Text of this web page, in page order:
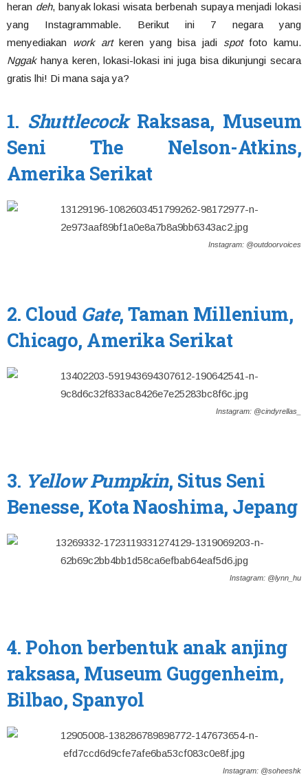
heran deh, banyak lokasi wisata berbenah supaya menjadi lokasi
yang Instagrammable. Berikut ini 7 negara yang
menyediakan
work artkeren yang bisa jadi spotfoto kamu.
Nggakhanya keren, lokasi-lokasi ini juga bisa dikunjungi secara
gratis lhi! Di mana saja ya?
1. ShuttlecockRaksasa, Museum
Seni The Nelson-Atkins,
Amerika Serikat
Instagram: @outdoorvoices
2. CloudGate, Taman Millenium,
Chicago, Amerika Serikat
Instagram: @cindyrellas_
3. Yellow Pumpkin, Situs Seni
Benesse, Kota Naoshima, Jepang
Instagram: @lynn_hu
4. Pohon berbentuk anak anjing
raksasa, Museum Guggenheim,
Bilbao, Spanyol
Instagram: @soheeshk